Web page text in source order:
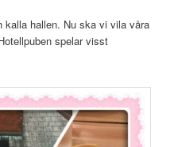
kalla hallen. Nu ska vi vila våra
spelar visst